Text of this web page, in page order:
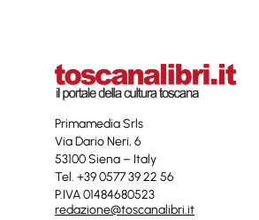
Primamedia Srls
Via Dario Neri, 6
53100 Siena – Italy
Tel. +39 0577 39 22 56
P.IVA 01484680523
redazione@toscanalibri.it